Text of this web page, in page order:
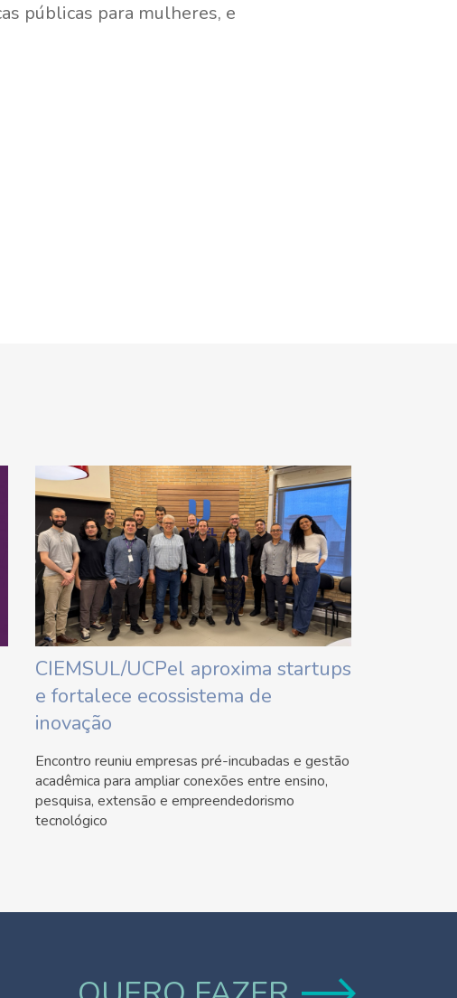
públicas para mulheres, e
CIEMSUL/UCPel aproxima startups
e fortalece ecossistema de
inovação
Encontro reuniu empresas pré-incubadas e gestão
acadêmica para ampliar conexões entre ensino,
pesquisa, extensão e empreendedorismo
tecnológico